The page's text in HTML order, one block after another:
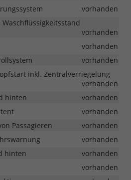
vorhanden
vorhanden
vorhanden
vorhanden
inkl. Zentralverriegelung
vorhanden
hinten
vorhanden
vorhanden
Passagieren
vorhanden
vorhanden
hinten
vorhanden
vorhanden